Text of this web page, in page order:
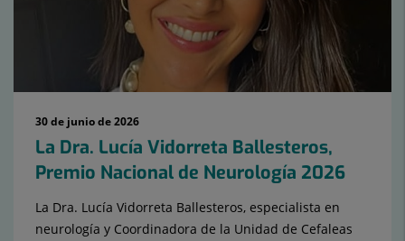
30 de junio de 2026
La Dra. Lucía Vidorreta Ballesteros,
Premio Nacional de Neurología 2026
La Dra. Lucía Vidorreta Ballesteros, especialista en
neurología y Coordinadora de la Unidad de Cefaleas